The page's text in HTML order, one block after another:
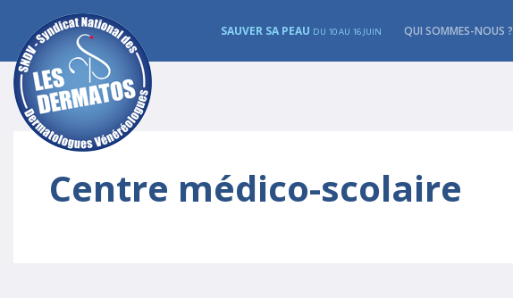
SAUVER SA PEAU DU 10 AU 16 JUIN QUI SOMMES-NOUS ?
Centre médico-scolaire